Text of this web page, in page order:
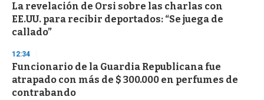
La revelación de Orsi sobre las charlas con
EE.UU. para recibir deportados: “Se juega de
callado”
12:34
Funcionario de la Guardia Republicana fue
atrapado con más de $ 300.000 en perfumes de
contrabando